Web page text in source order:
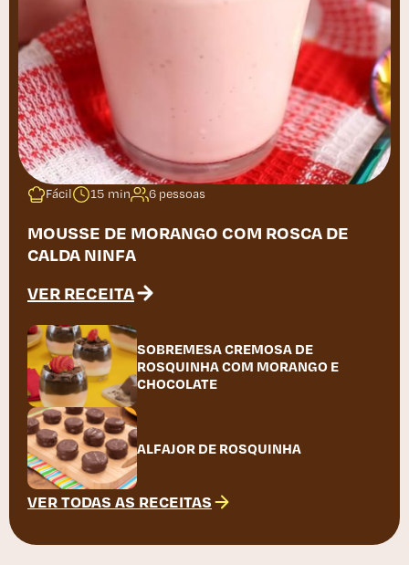
Fácil 15 min 6 pessoas
MOUSSE DE MORANGO COM ROSCA DE
CALDA NINFA
VER RECEITA
SOBREMESA CREMOSA DE
ROSQUINHA COM MORANGO E
CHOCOLATE
ALFAJOR DE ROSQUINHA
VER TODAS AS RECEITAS